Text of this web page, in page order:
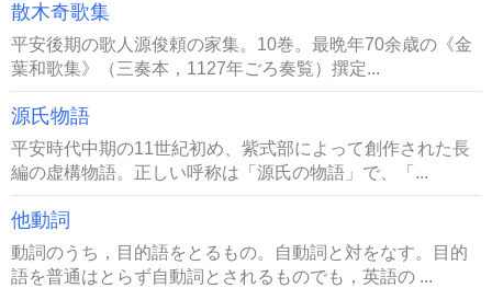
散木奇歌集
平安後期の歌人源俊頼の家集。10巻。最晩年70余歳の《金
葉和歌集》（三奏本，1127年ごろ奏覧）撰定...
源氏物語
平安時代中期の11世紀初め、紫式部によって創作された長
編の虚構物語。正しい呼称は「源氏の物語」で、「...
他動詞
動詞のうち，目的語をとるもの。自動詞と対をなす。目的
語を普通はとらず自動詞とされるものでも，英語の ...